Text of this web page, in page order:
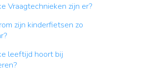
Vraagtechnieken zijn er?
zijn kinderfietsen zo
leeftijd hoort bij